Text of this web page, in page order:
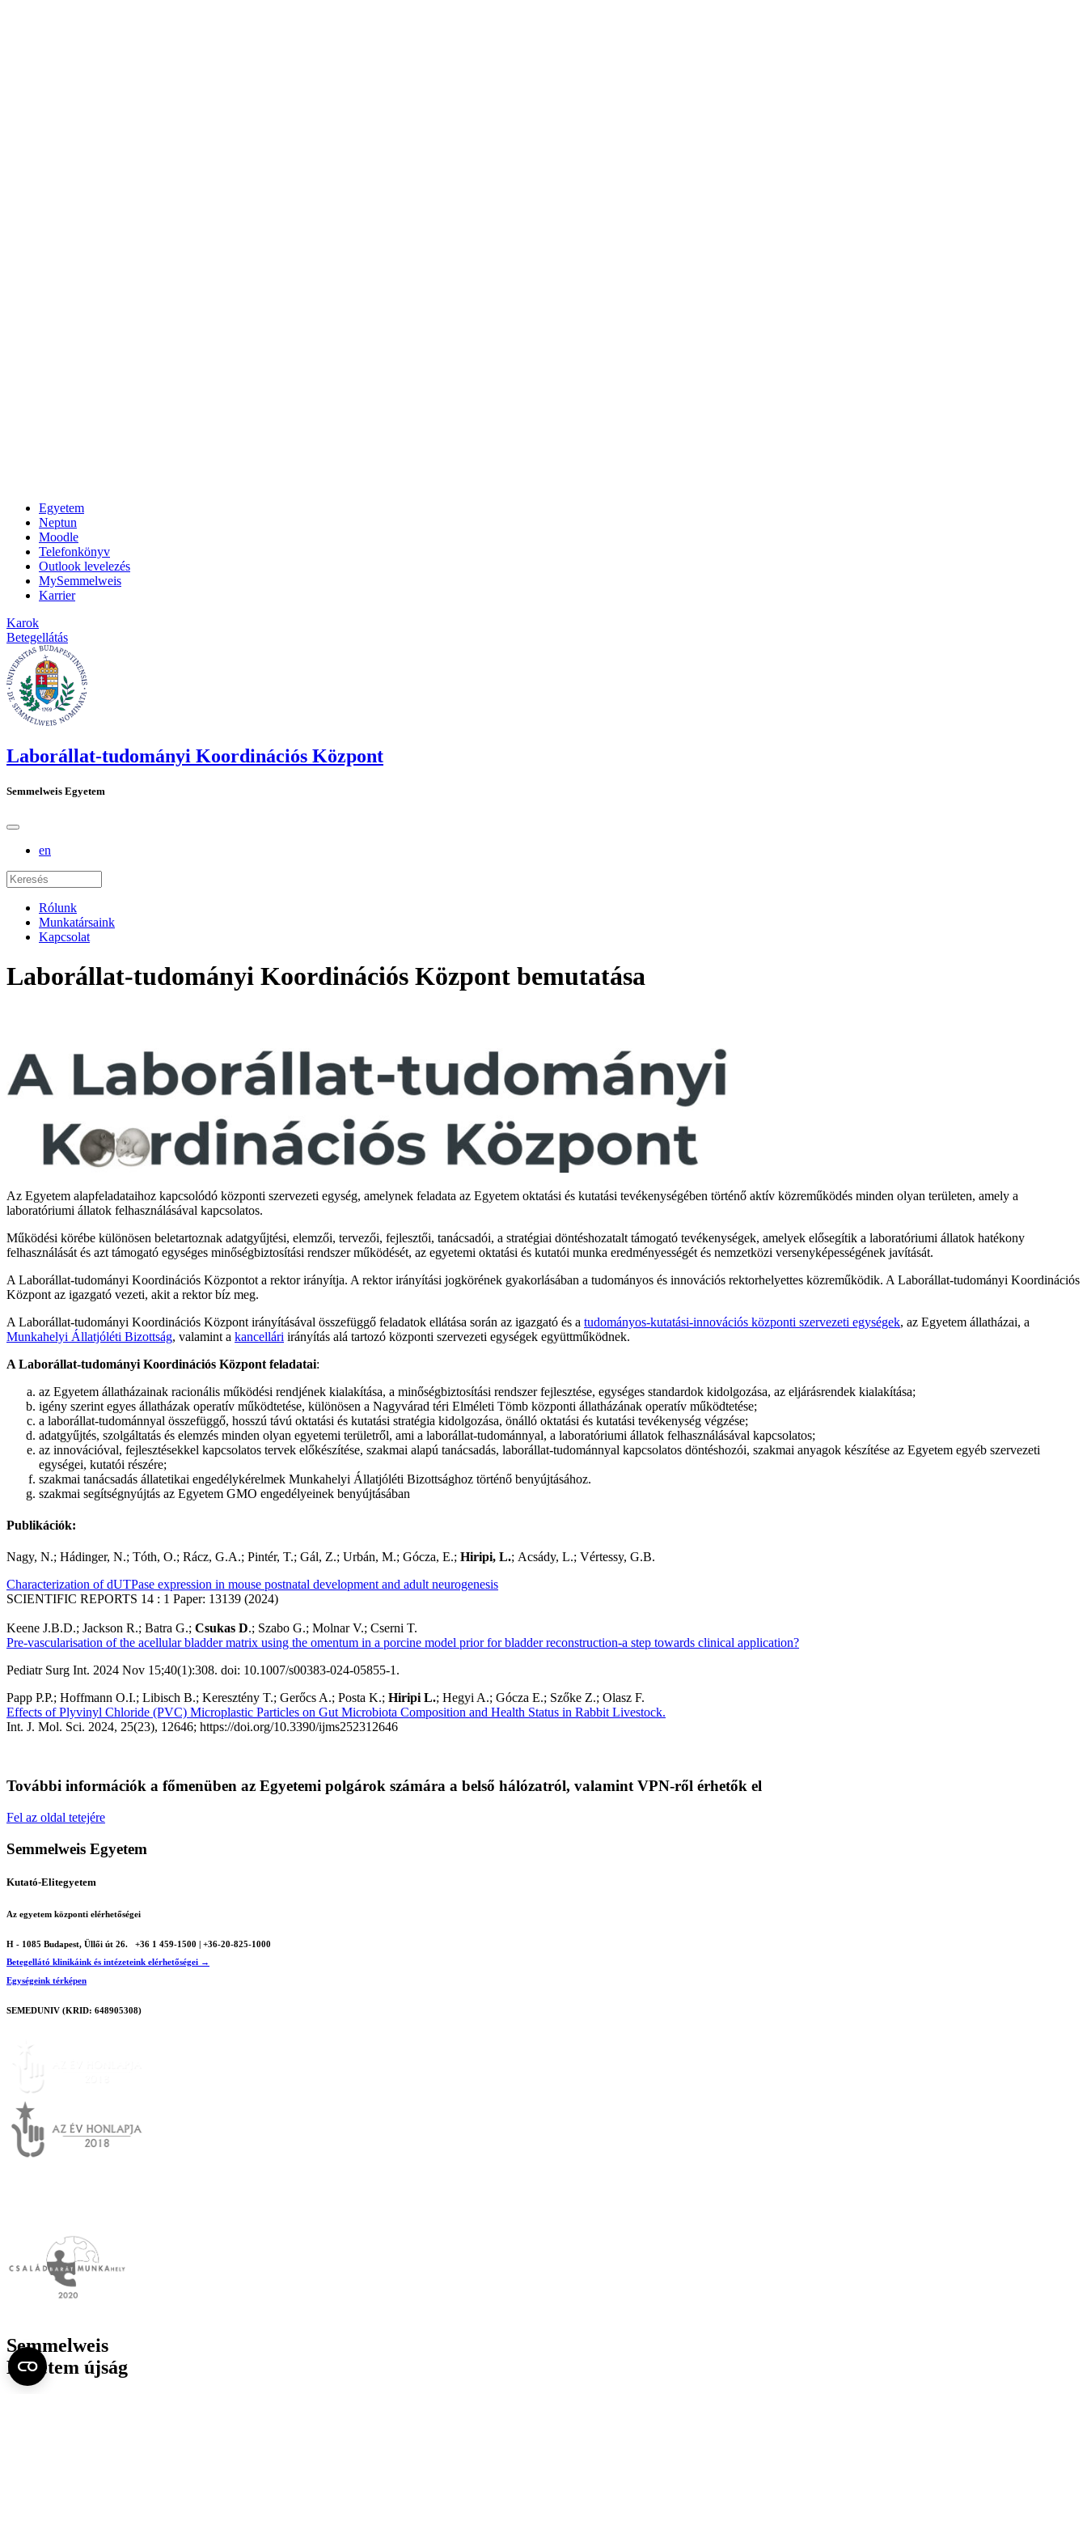
Egyetem
Neptun
Moodle
Telefonkönyv
Outlook levelezés
MySemmelweis
Karrier
Karok
Betegellátás
Laborállat-tudományi Koordinációs Központ
Semmelweis Egyetem
en
Rólunk
Munkatársaink
Kapcsolat
Laborállat-tudományi Koordinációs Központ bemutatása
Az Egyetem alapfeladataihoz kapcsolódó központi szervezeti egység, amelynek feladata az Egyetem oktatási és kutatási tevékenységében történő aktív közreműködés minden olyan területen, amely a
laboratóriumi állatok felhasználásával kapcsolatos.
Működési körébe különösen beletartoznak adatgyűjtési, elemzői, tervezői, fejlesztői, tanácsadói, a stratégiai döntéshozatalt támogató tevékenységek, amelyek elősegítik a laboratóriumi állatok hatékony
felhasználását és azt támogató egységes minőségbiztosítási rendszer működését, az egyetemi oktatási és kutatói munka eredményességét és nemzetközi versenyképességének javítását.
A Laborállat-tudományi Koordinációs Központot a rektor irányítja. A rektor irányítási jogkörének gyakorlásában a tudományos és innovációs rektorhelyettes közreműködik. A Laborállat-tudományi Koordinációs
Központ az igazgató vezeti, akit a rektor bíz meg.
A Laborállat-tudományi Koordinációs Központ irányításával összefüggő feladatok ellátása során az igazgató és a tudományos-kutatási-innovációs központi szervezeti egységek, az Egyetem állatházai, a
Munkahelyi Állatjóléti Bizottság, valamint a kancellári irányítás alá tartozó központi szervezeti egységek együttműködnek.
A Laborállat-tudományi Koordinációs Központ feladatai:
az Egyetem állatházainak racionális működési rendjének kialakítása, a minőségbiztosítási rendszer fejlesztése, egységes standardok kidolgozása, az eljárásrendek kialakítása;
igény szerint egyes állatházak operatív működtetése, különösen a Nagyvárad téri Elméleti Tömb központi állatházának operatív működtetése;
a laborállat-tudománnyal összefüggő, hosszú távú oktatási és kutatási stratégia kidolgozása, önálló oktatási és kutatási tevékenység végzése;
adatgyűjtés, szolgáltatás és elemzés minden olyan egyetemi területről, ami a laborállat-tudománnyal, a laboratóriumi állatok felhasználásával kapcsolatos;
az innovációval, fejlesztésekkel kapcsolatos tervek előkészítése, szakmai alapú tanácsadás, laborállat-tudománnyal kapcsolatos döntéshozói, szakmai anyagok készítése az Egyetem egyéb szervezeti
egységei, kutatói részére;
szakmai tanácsadás állatetikai engedélykérelmek Munkahelyi Állatjóléti Bizottsághoz történő benyújtásához.
szakmai segítségnyújtás az Egyetem GMO engedélyeinek benyújtásában
Publikációk:
Nagy, N.; Hádinger, N.; Tóth, O.; Rácz, G.A.; Pintér, T.; Gál, Z.; Urbán, M.; Gócza, E.; Hiripi, L.; Acsády, L.; Vértessy, G.B.
Characterization of dUTPase expression in mouse postnatal development and adult neurogenesis
SCIENTIFIC REPORTS 14 : 1 Paper: 13139 (2024)
Keene J.B.D.; Jackson R.; Batra G.; Csukas D.; Szabo G.; Molnar V.; Cserni T.
Pre-vascularisation of the acellular bladder matrix using the omentum in a porcine model prior for bladder reconstruction-a step towards clinical application?
Pediatr Surg Int. 2024 Nov 15;40(1):308. doi: 10.1007/s00383-024-05855-1.
Papp P.P.; Hoffmann O.I.; Libisch B.; Keresztény T.; Gerőcs A.; Posta K.; Hiripi L.; Hegyi A.; Gócza E.; Szőke Z.; Olasz F.
Effects of Plyvinyl Chloride (PVC) Microplastic Particles on Gut Microbiota Composition and Health Status in Rabbit Livestock.
Int. J. Mol. Sci. 2024, 25(23), 12646; https://doi.org/10.3390/ijms252312646
További információk a főmenüben az Egyetemi polgárok számára a belső hálózatról, valamint VPN-ről érhetők el
Fel az oldal tetejére
Semmelweis Egyetem
Kutató-Elitegyetem
Az egyetem központi elérhetőségei
H - 1085 Budapest, Üllői út 26.
+36 1 459-1500 | +36-20-825-1000
Betegellátó klinikáink és intézeteink elérhetőségei →
Egységeink térképen
SEMEDUNIV (KRID: 648905308)
Semmelweis
Egyetem újság